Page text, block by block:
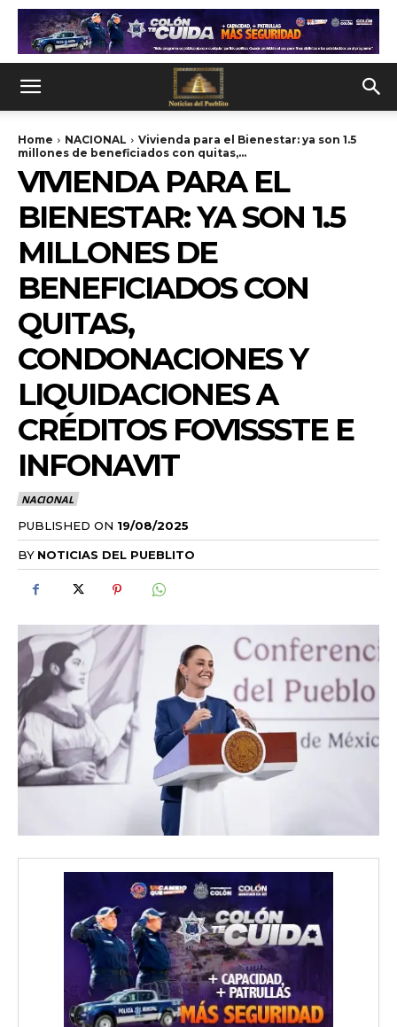
Home NACIONAL
Vivienda para el Bienestar: ya son 1.5
millones de beneficiados con quitas,...
VIVIENDA PARA EL
BIENESTAR: YA SON 1.5
MILLONES DE
BENEFICIADOS CON
QUITAS,
CONDONACIONES Y
LIQUIDACIONES A
CRÉDITOS FOVISSSTE E
INFONAVIT
NACIONAL
PUBLISHED ON 19/08/2025
BY NOTICIAS DEL PUEBLITO